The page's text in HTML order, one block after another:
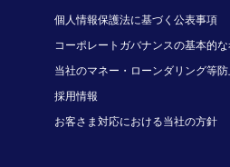
個人情報保護法に基づく公表事項
コーポレートガバナンスの基本的
当社のマネー・ローンダリング等
採用情報
お客さま対応における当社の方針